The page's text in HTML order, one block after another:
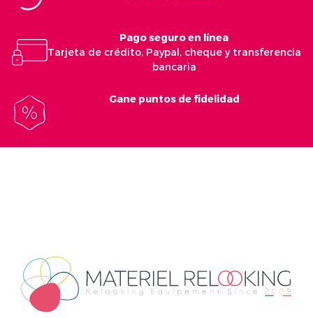
Pago seguro en línea
Tarjeta de crédito, Paypal, cheque y transferencia
bancaria
Gane puntos de fidelidad